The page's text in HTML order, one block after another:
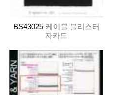
BS43025 케이블 블리스터
자카드